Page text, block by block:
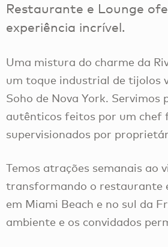
Restaurante e Lounge
experiência incrível.
Uma mistura do charme da
um toque industrial de tijolos
Soho de Nova York. Servimos
autênticos feitos por um chef
supervisionados por
Temos atrações semanais ao
transformando o restaurante
em Miami Beach e no sul da
ambiente e os convidados